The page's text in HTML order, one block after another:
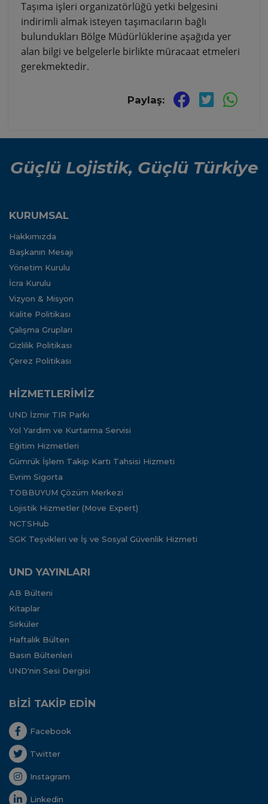
Taşıma işleri organizatörlüğü yetki belgesini
indirimli almak isteyen taşımacıların bağlı
bulundukları Bölge Müdürlüklerine aşağıda yer
alan bilgi ve belgelerle birlikte müracaat etmeleri
gerekmektedir.
Paylaş:
Güçlü Lojistik, Güçlü Türkiye
KURUMSAL
Hakkımızda
Başkanın Mesajı
Yönetim Kurulu
İcra Kurulu
Vizyon & Misyon
Kalite Politikası
Çalışma Grupları
Gizlilik Politikası
Çerez Politikası
HİZMETLERİMİZ
UND İzmir TIR Parkı
Yol Yardım ve Kurtarma Servisi
Eğitim Hizmetleri
Gümrük İşlem Takip Kartı Tahsisi Hizmeti
Evrim Sigorta
TOBBUYUM Çözüm Merkezi
Lojistik Hizmetler (Move Expert)
NCTSHub
SGK Teşvikleri ve İş ve Sosyal Güvenlik Hizmeti
UND YAYINLARI
AB Bülteni
Kitaplar
Sirküler
Haftalık Bülten
Basın Bültenleri
UND'nin Sesi Dergisi
BİZİ TAKİP EDİN
Facebook
Twitter
Instagram
Linkedin